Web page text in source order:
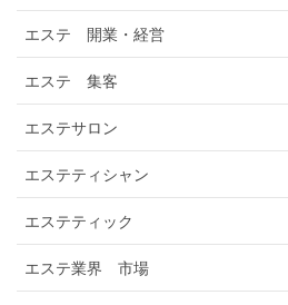
エステ 開業・経営
エステ 集客
エステサロン
エステティシャン
エステティック
エステ業界 市場